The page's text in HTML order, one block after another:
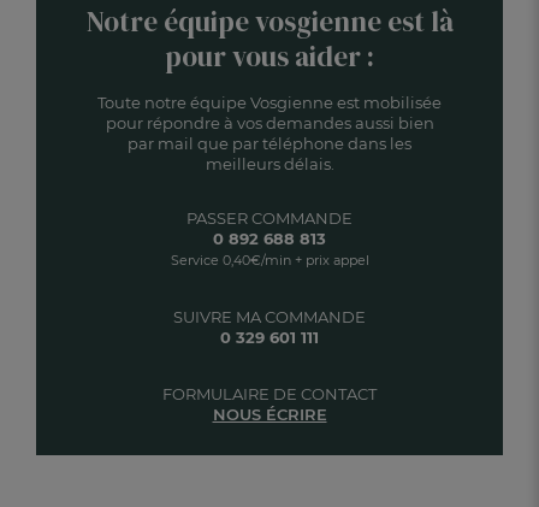
Notre équipe vosgienne est là
pour vous aider :
Toute notre équipe Vosgienne est mobilisée
pour répondre à vos demandes aussi bien
par mail que par téléphone dans les
meilleurs délais.
SUIVRE MA COMMANDE
0 329 601 111
PASSER COMMANDE
0 892 688 813
Service 0,40€/min + prix appel
FORMULAIRE DE CONTACT
NOUS ÉCRIRE